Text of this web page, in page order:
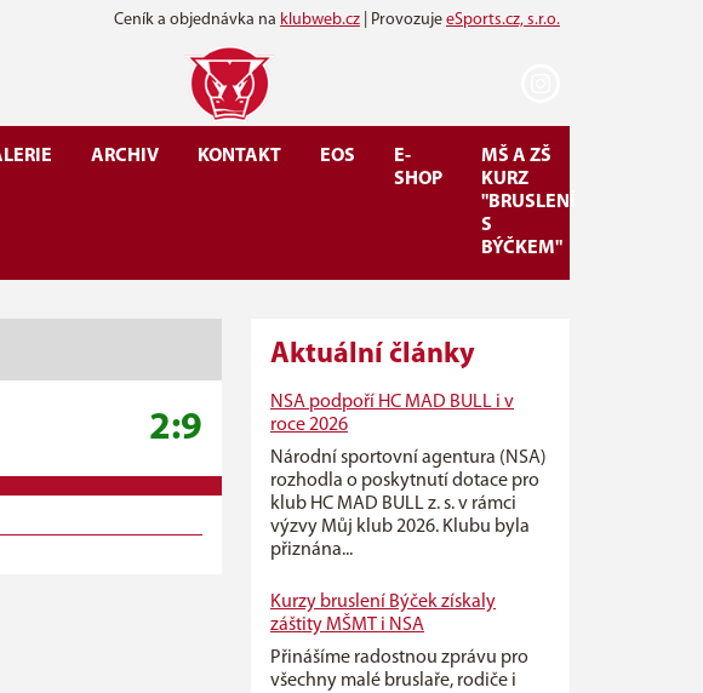
Ceník a objednávka na klubweb.cz | Provozuje eSports.cz, s.r.o.
ARCHIV KONTAKT EOS
E-
SHOP
MŠ A ZŠ
KURZ
"BRUSLENÍ
S
BÝČKEM"
2:9
Aktuální články
NSA podpoří HC MAD BULL i v
roce 2026
Národní sportovní agentura (NSA)
rozhodla o poskytnutí dotace pro
klub HC MAD BULL z. s. v rámci
výzvy Můj klub 2026. Klubu byla
přiznána...
Kurzy bruslení Býček získaly
záštity MŠMT i NSA
Přinášíme radostnou zprávu pro
všechny malé bruslaře, rodiče i